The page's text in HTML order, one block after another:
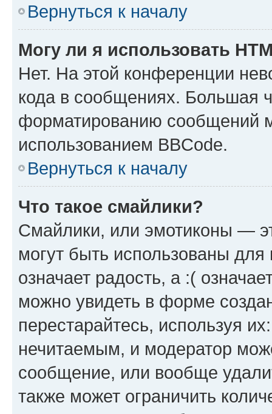
Вернуться к началу
Могу ли я использовать
Нет. На этой конференции
кода в сообщениях. Большая
форматированию сообщений
использованием BBCode.
Вернуться к началу
Что такое смайлики?
Смайлики, или эмотиконы —
могут быть использованы
означает радость, а :(
можно увидеть в форме
перестарайтесь, используя
нечитаемым, и модератор
сообщение, или вообще
также может ограничить